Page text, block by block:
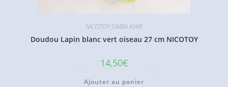
NICOTOY SIMBA KIABI
Doudou Lapin blanc vert oiseau 27 cm NICOTOY
14,50€
Ajouter au panier